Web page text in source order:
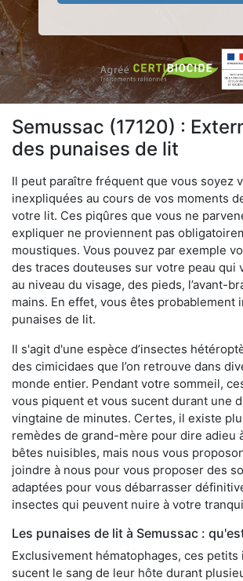
Semussac (17120) :
des punaises de lit
Il peut paraître fréquent que vous soyez
inexpliquées au cours de vos moments
votre lit. Ces piqûres que vous ne
expliquer ne proviennent pas
moustiques. Vous pouvez par exemple
des traces douteuses sur votre peau qui
au niveau du visage, des pieds, l’avant-
mains. En effet, vous êtes probablement
punaises de lit.
Il s'agit d'une espèce d’insectes
des cimicidaes que l’on retrouve dans
monde entier. Pendant votre sommeil,
vous piquent et vous sucent durant une
vingtaine de minutes. Certes, il existe
remèdes de grand-mère pour dire adieu
bêtes nuisibles, mais nous vous
joindre à nous pour vous proposer des
adaptées pour vous débarrasser
insectes qui peuvent nuire à votre
Les punaises de lit à Semussac :
Exclusivement hématophages, ces petits
sucent le sang de leur hôte durant